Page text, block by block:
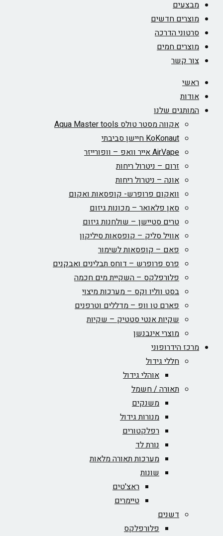
מבצעים
מוצרים חדשים
סרטוני הדרכה
מוצרים חמים
צור קשר
ראשי
אודות
המותגים שלנו
אקווה מסטר טולס Aqua Master tools
KoKonaut חיישן סביבתי
AirVape אייר וואפ – וופורייזר
זרום – ניטרול ריחות
אונה – ניטרול ריחות
וואקום פרופרש- קופסאות ואקום
סאן פלאואר – מכונות גיזום
טרים סטיישן – שולחנות גיזום
אוויל סליק – קופסאות סיליקון
פאם – קופסאות לשימור
פרס פרופרש – דוחס תבלינים ואבקנים
פלורפלקס – השקיית מים חכמה
בסט ווליו וקס – מערכות מיצוי
פארם טו וופ – מדללים וטרפנים
שקיות אנטי סטטיק – שקיות
מוצרי אינבנשן
מרכז הידרופוני
חללי גידול
אוהלי גידול
תאורה / חשמל
משנקים
מנורות גידול
רפלקטורים
נורת לד
מערכות תאורה מלאות
שונות
ראצ'טים
טיימרים
דשנים
פלורפלקס